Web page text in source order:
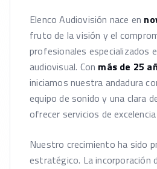
Elenco Audiovisión nace en
fruto de la visión y el
profesionales especializados
audiovisual. Con más de 25
iniciamos nuestra andadura
equipo de sonido y una clara
ofrecer servicios de
Nuestro crecimiento ha sido
estratégico. La incorporación